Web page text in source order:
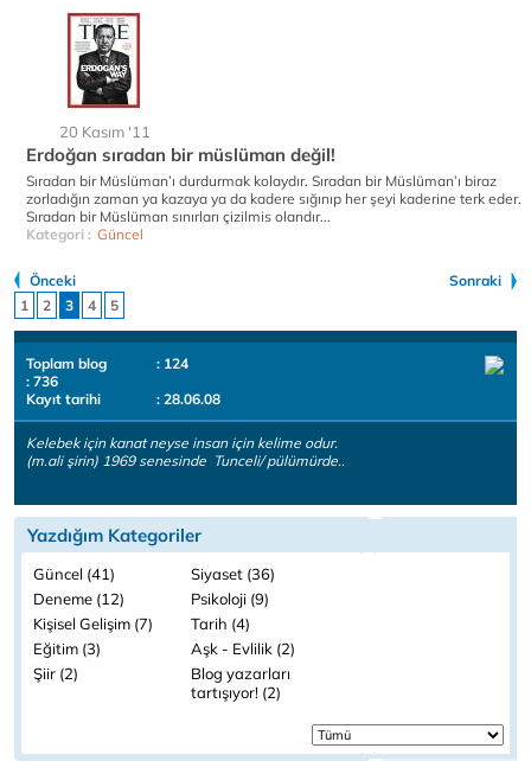
20 Kasım '11
Erdoğan sıradan bir müslüman değil!
Sıradan bir Müslüman’ı durdurmak kolaydır. Sıradan bir Müslüman’ı biraz
zorladığın zaman ya kazaya ya da kadere sığınıp her şeyi kaderine terk eder.
Sıradan bir Müslüman sınırları çizilmis olandır...
Kategori : Güncel
Önceki
Sonraki
1
2 3 4 5
Toplam blog
: 124
: 736
Kayıt tarihi
: 28.06.08
Kelebek için kanat neyse insan için kelime odur.
(m.ali şirin) 1969 senesinde Tunceli/ pülümürde..
Yazdığım Kategoriler
Güncel (41)
Siyaset (36)
Deneme (12)
Psikoloji (9)
Kişisel Gelişim (7)
Tarih (4)
Eğitim (3)
Aşk - Evlilik (2)
Şiir (2)
Blog yazarları
tartışıyor! (2)